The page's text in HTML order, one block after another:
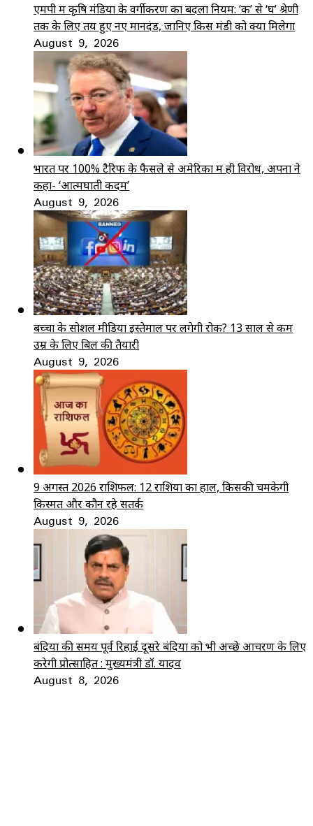
एमपी में कृषि मंडियों के वर्गीकरण का बदला नियम: ‘क’ से ‘घ’ श्रेणी
तक के लिए तय हुए नए मानदंड, जानिए किस मंडी को क्या मिलेगा
August 9, 2026
भारत पर 100% टैरिफ के फैसले से अमेरिका में ही विरोध, अपनों ने
कहा- ‘आत्मघाती कदम’
August 9, 2026
बच्चों के सोशल मीडिया इस्तेमाल पर लगेगी रोक? 13 साल से कम
उम्र के लिए बिल की तैयारी
August 9, 2026
9 अगस्त 2026 राशिफल: 12 राशियों का हाल, किसकी चमकेगी
किस्मत और कौन रहे सतर्क
August 9, 2026
बंदियों की समय पूर्व रिहाई दूसरे बंदियों को भी अच्छे आचरण के लिए
करेगी प्रोत्साहित : मुख्यमंत्री डॉ. यादव
August 8, 2026